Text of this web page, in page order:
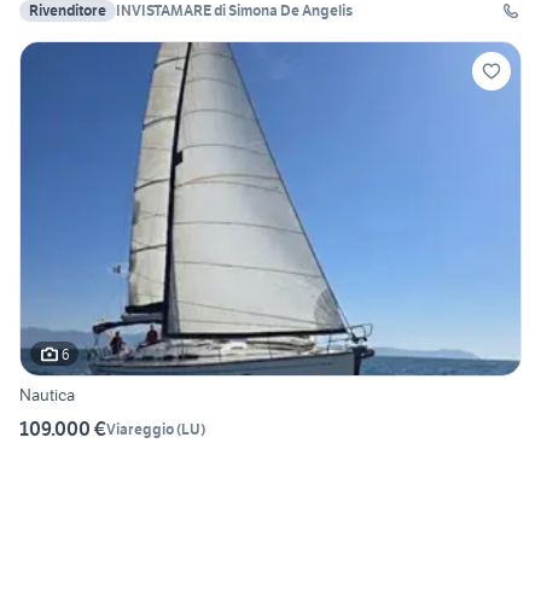
Rivenditore INVISTAMARE di Simona De Angelis
6
Nautica
109.000 €Viareggio(LU)